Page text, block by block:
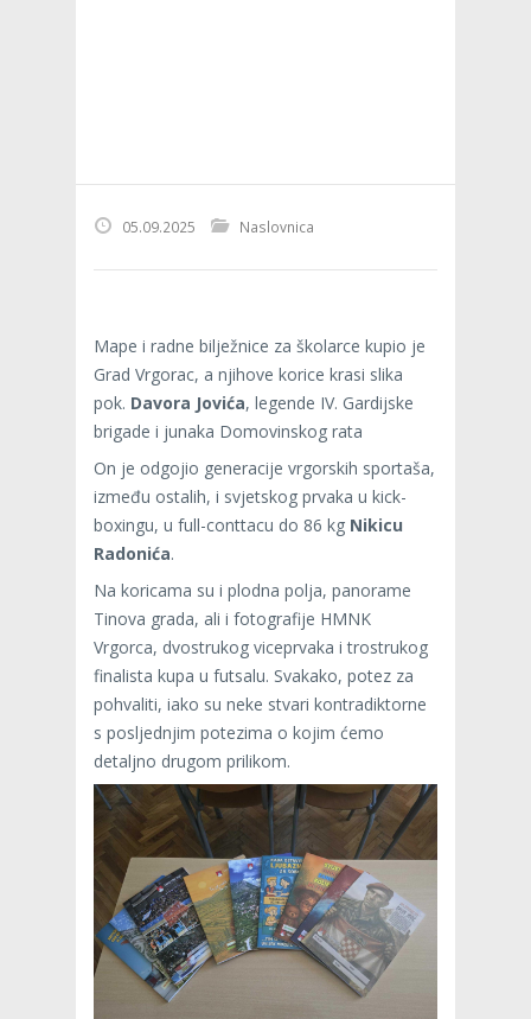
05.09.2025 Naslovnica
Mape i radne bilježnice za školarce kupio je
Grad Vrgorac, a njihove korice krasi slika
pok. Davora Jovića, legende IV. Gardijske
brigade i junaka Domovinskog rata
On je odgojio generacije vrgorskih sportaša,
između ostalih, i svjetskog prvaka u kick-
boxingu, u full-conttacu do 86 kg Nikicu
Radonića.
Na koricama su i plodna polja, panorame
Tinova grada, ali i fotografije HMNK
Vrgorca, dvostrukog viceprvaka i trostrukog
finalista kupa u futsalu. Svakako, potez za
pohvaliti, iako su neke stvari kontradiktorne
s posljednjim potezima o kojim ćemo
detaljno drugom prilikom.